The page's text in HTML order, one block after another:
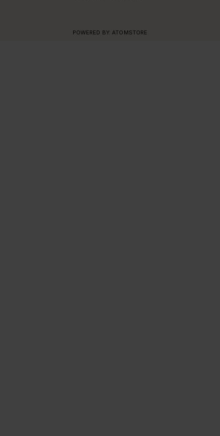
POWERED BY: ATOMSTORE